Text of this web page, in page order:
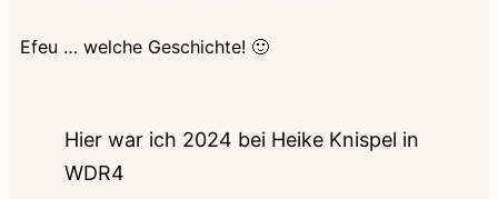
Efeu … welche Geschichte! 🙂
Hier war ich 2024 bei Heike Knispel in
WDR4